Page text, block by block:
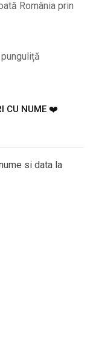
România prin
CU NUME ❤️
si data la